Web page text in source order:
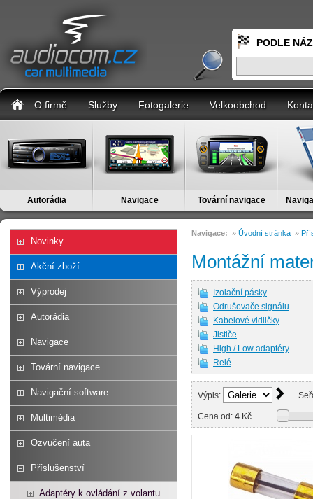
PODLE
O firmě Služby Fotogalerie Velkoobchod
Autorádia Navigace Tovární navigace
Novinky
Akční zboží
Výprodej
Autorádia
Navigace
Tovární navigace
Navigační software
Multimédia
Ozvučení auta
Příslušenství
Adaptéry k ovládání z volantu
Navigace: » Úvodní stránka »
Montážní
Izolační pásky
Odrušovače signálu
Kabelové vidličky
Jističe
High / Low adaptéry
Relé
Výpis:
Cena od: 4 Kč